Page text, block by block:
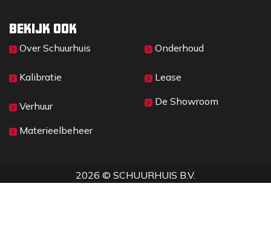
Bekijk ook
Over Sc​huurhuis
Kalibratie
Verhuur
Materieelbeheer
Onderhoud
Lease
De Showroom
2026 © SCHUURHUIS B.V.